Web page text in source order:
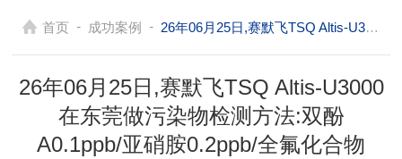
首页 - 成功案例 - 26年06月25日,赛默飞TSQ Altis-U3000在东莞做污染物检测方法:双酚A0.1ppb/亚硝胺0.2ppb/全氟化合物0.1ppb
26年06月25日,赛默飞TSQ Altis-U3000
在东莞做污染物检测方法:双酚
A0.1ppb/亚硝胺0.2ppb/全氟化合物